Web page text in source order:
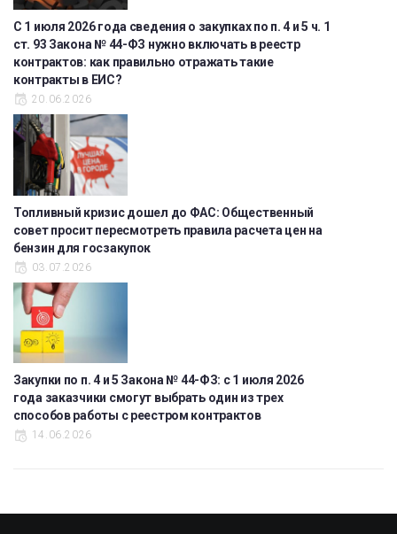
С 1 июля 2026 года сведения о закупках по п. 4 и 5 ч. 1
ст. 93 Закона № 44-ФЗ нужно включать в реестр
контрактов: как правильно отражать такие
контракты в ЕИС?
20.06.2026
Топливный кризис дошел до ФАС: Общественный
совет просит пересмотреть правила расчета цен на
бензин для госзакупок
03.07.2026
Закупки по п. 4 и 5 Закона № 44-ФЗ: с 1 июля 2026
года заказчики смогут выбрать один из трех
способов работы с реестром контрактов
14.06.2026